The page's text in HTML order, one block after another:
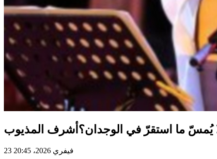
يُمسّ ما استقرّ في الوجدان؟أشرف المذيوب
23 فيفري 2026، 20:45